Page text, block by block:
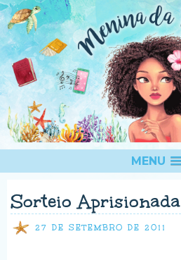
MENU
Sorteio Aprisionada
27 DE SETEMBRO DE 2011